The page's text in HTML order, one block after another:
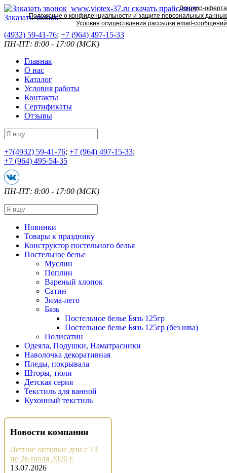
www.viotex-37.ru скачать прайс-лист
Заказать звонок
(4932) 59-41-76; +7 (964) 497-15-33
ПН-ПТ: 8:00 - 17:00 (МСК)
Главная
О нас
Каталог
Условия работы
Контакты
Сертификаты
Отзывы
+7(4932) 59-41-76; +7 (964) 497-15-33;
+7 (964) 495-54-35
ПН-ПТ: 8:00 - 17:00 (МСК)
Новинки
Товары к празднику
Конструктор постельного белья
Постельное белье
Муслин
Поплин
Вареный хлопок
Сатин
Зима-лето
Бязь
Постельное белье Бязь 125гр
Постельное белье Бязь 125гр (без шва)
Полисатин
Одеяла, Подушки, Наматрасники
Наволочка декоративная
Пледы, покрывала
Шторы, тюли
Детская серия
Текстиль для ванной
Кухонный текстиль
Новости компании
Летние оптовые дни с 13
по 26 июля 2026 г.
13.07.2026
Договор-оферта
Положение о конфиденциальности и защите персональных данных
Условия осуществления рассылки email-сообщений